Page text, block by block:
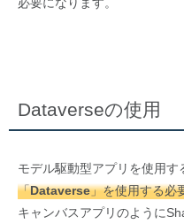
Dataverseの使用
モデル駆動型アプリを使用す
「Dataverse」を使用する必
キャンバスアプリのように